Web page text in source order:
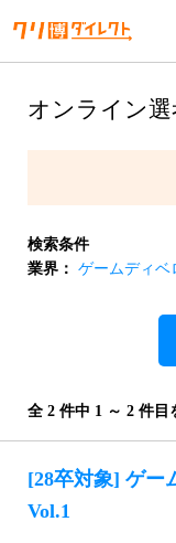
オンライン選
検索条件
業界： ゲームディベ
全 2 件中 1 ～ 2 件目
[28卒対象] ゲー
Vol.1